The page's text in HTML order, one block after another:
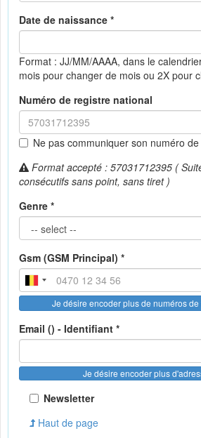
Date de naissance *
Format : JJ/MM/AAAA, dans le
mois pour changer de mois ou 2X pour
Numéro de registre national
Ne pas communiquer son numéro
Format accepté : 57031712395 (
consécutifs sans point, sans tiret )
Genre *
Gsm (GSM Principal) *
Je désire encoder plus de numéros
Email () - Identifiant *
Je désire encoder plus
Newsletter
Haut de page